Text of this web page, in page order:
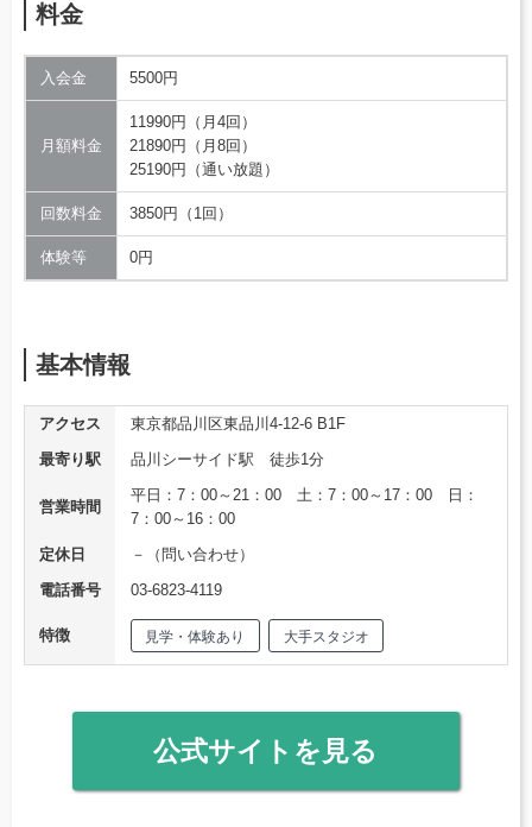
料金
入会金 5500円
月額料金
11990円（月4回）
21890円（月8回）
25190円（通い放題）
回数料金 3850円（1回）
体験等 0円
基本情報
アクセス
東京都品川区東品川4-12-6 B1F
最寄り駅
品川シーサイド駅 徒歩1分
営業時間
平日：7：00～21：00 土：7：00～17：00 日：
7：00～16：00
定休日
－（問い合わせ）
電話番号
03-6823-4119
特徴 見学・体験あり 大手スタジオ
公式サイトを見る